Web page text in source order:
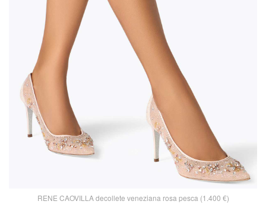
RENE CAOVILLA decollete veneziana rosa pesca (1.400 €)